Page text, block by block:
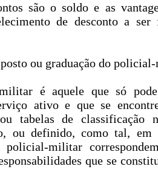
são o soldo e as
de desconto a
ou graduação do
é aquele que só
ativo e que se
tabelas de classificação
ou definido, como tal, em
militar
que se